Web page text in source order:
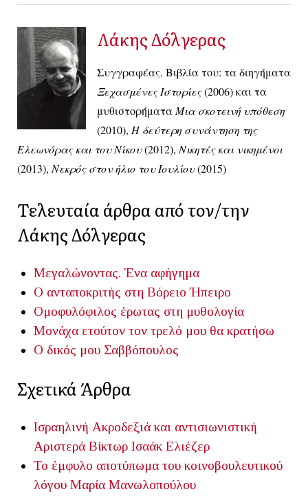
Λάκης Δόλγερας
Συγγραφέας. Βιβλία του: τα διηγήματα
Ξεχασμένες Ιστορίες(2006) και τα
μυθιστορήματαΜια σκοτεινή υπόθεση
(2010), Η δεύτερη συνάντηση της
Ελεωνόρας και του Νίκου(2012),Νικητές και νικημένοι
(2013),Νεκρός στον ήλιο του Ιουλίου(2015)
Τελευταία άρθρα από τον/την
Λάκης Δόλγερας
Μεγαλώνοντας. Ένα αφήγημα
Ο ανταποκριτής στη Βόρειο Ήπειρο
Ομοφυλόφιλος έρωτας στη μυθολογία
Μονάχα ετούτον τον τρελό μου θα κρατήσω
Ο δικός μου Σαββόπουλος
Σχετικά Άρθρα
Ισραηλινή Ακροδεξιά και αντισιωνιστική
Αριστερά Βίκτωρ Ισαάκ Ελιέζερ
Το έμφυλο αποτύπωμα του κοινοβουλευτικού
λόγου Μαρία Μανωλοπούλου